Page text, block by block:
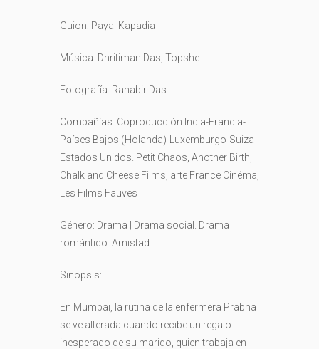
Guion: Payal Kapadia
Música: Dhritiman Das, Topshe
Fotografía: Ranabir Das
Compañías: Coproducción India-Francia-
Países Bajos (Holanda)-Luxemburgo-Suiza-
Estados Unidos. Petit Chaos, Another Birth,
Chalk and Cheese Films, arte France Cinéma,
Les Films Fauves
Género: Drama | Drama social. Drama
romántico. Amistad
Sinopsis:
En Mumbai, la rutina de la enfermera Prabha
se ve alterada cuando recibe un regalo
inesperado de su marido, quien trabaja en